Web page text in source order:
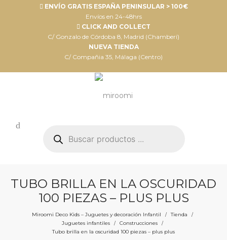
ENVÍO GRATIS ESPAÑA PENINSULAR > 100€
Envíos en 24-48hrs
CLICK AND COLLECT
C/ Gonzalo de Córdoba 8, Madrid (Chamberí)
NUEVA TIENDA
C/ Compañia 35, Málaga (Centro)
productos
TUBO BRILLA EN LA OSCURIDAD
100 PIEZAS – PLUS PLUS
Miroomi Deco Kids – Juguetes y decoración Infantil / Tienda /
Juguetes infantiles / Construcciones /
Tubo brilla en la oscuridad 100 piezas – plus plus